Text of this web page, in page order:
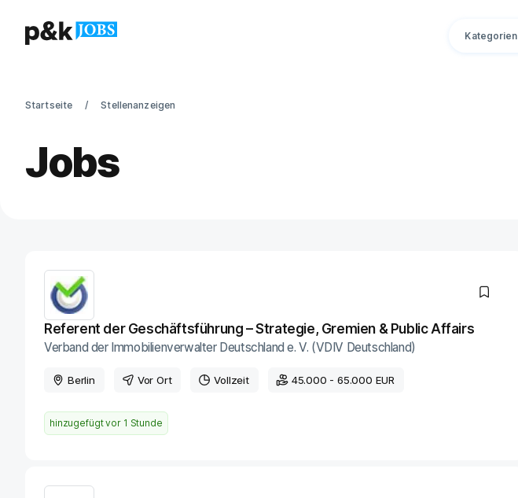
Kategorien
Startseite Stellenanzeigen
Jobs
Referent der Geschäftsführung – Strategie, Gremien & Public Affairs
Verband der Immobilienverwalter Deutschland e. V. (VDIV Deutschland)
Berlin Vor Ort Vollzeit 45.000 - 65.000 EUR
hinzugefügt vor 1 Stunde